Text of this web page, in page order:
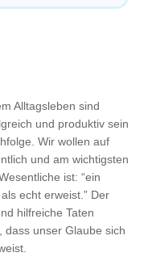
Alltagsleben sind
und produktiv sein
Wir wollen auf
und am wichtigsten
ist: “ein
echt erweist.” Der
hilfreiche Taten
dass unser Glaube sich